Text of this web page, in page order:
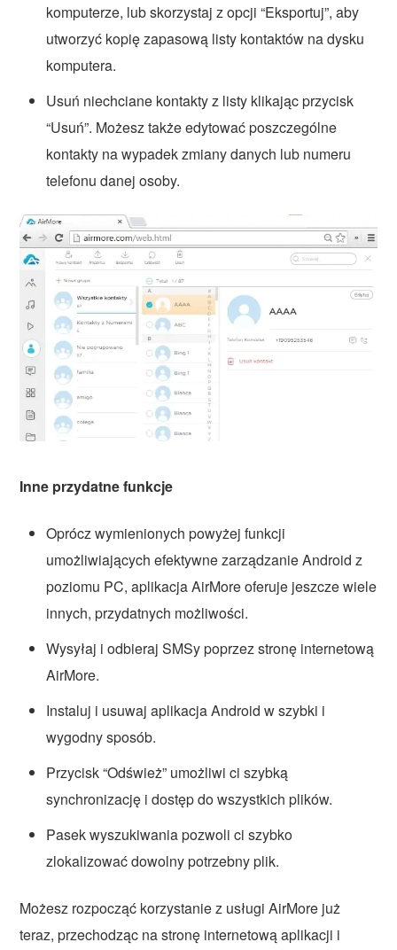
komputerze, lub skorzystaj z opcji “Eksportuj”, aby
utworzyć kopię zapasową listy kontaktów na dysku
komputera.
Usuń niechciane kontakty z listy klikając przycisk
“Usuń”. Możesz także edytować poszczególne
kontakty na wypadek zmiany danych lub numeru
telefonu danej osoby.
Inne przydatne funkcje
Oprócz wymienionych powyżej funkcji
umożliwiających efektywne zarządzanie Android z
poziomu PC, aplikacja AirMore oferuje jeszcze wiele
innych, przydatnych możliwości.
Wysyłaj i odbieraj SMSy poprzez stronę internetową
AirMore.
Instaluj i usuwaj aplikacja Android w szybki i
wygodny sposób.
Przycisk “Odśwież” umożliwi ci szybką
synchronizację i dostęp do wszystkich plików.
Pasek wyszukiwania pozwoli ci szybko
zlokalizować dowolny potrzebny plik.
Możesz rozpocząć korzystanie z usługi AirMore już
teraz, przechodząc na stronę internetową aplikacji i